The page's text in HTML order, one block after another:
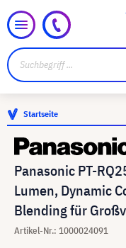
Startseite
Panasonic PT-
Lumen, Dynamic
Blending für
Artikel-Nr.: 1000024091